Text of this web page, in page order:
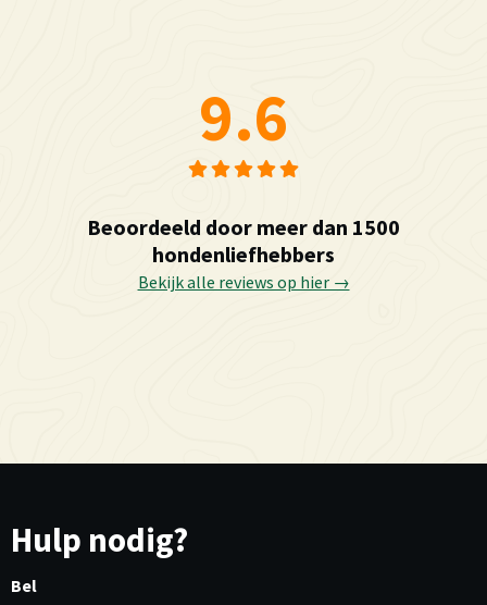
9.6
Beoordeeld door meer dan 1500
hondenliefhebbers
Bekijk alle reviews op hier →
Hulp nodig?
Bel